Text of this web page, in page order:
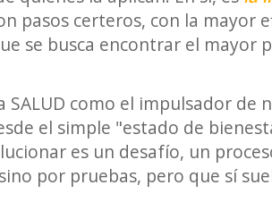
pasos certeros, con la mayor
se busca encontrar el mayor
SALUD como el impulsador
el simple "estado de
es un desafío, un
por pruebas, pero que sí